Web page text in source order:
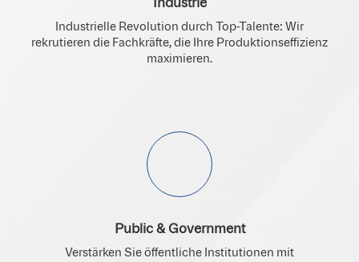
Industrie
Industrielle Revolution durch Top-Talente: Wir
rekrutieren die Fachkräfte, die Ihre Produktionseffizienz
maximieren.
Public & Government
Verstärken Sie öffentliche Institutionen mit